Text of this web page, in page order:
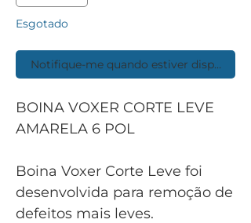
Esgotado
Notifique-me quando estiver disponível
BOINA VOXER CORTE LEVE
AMARELA 6 POL
Boina Voxer Corte Leve foi
desenvolvida para remoção de
defeitos mais leves.